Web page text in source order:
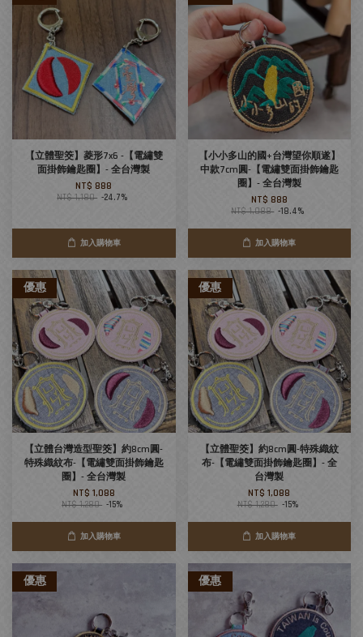
【立體聖筊】菱形7x6 -【電繡雙
面掛飾鑰匙圈】- 全台灣製
NT$ 888
NT$ 1,180 -24.7%
加入購物車
【小小多山的國+台灣望你順遂】
中款7cm圓-【電繡雙面掛飾鑰匙
圈】- 全台灣製
NT$ 888
NT$ 1,088 -18.4%
加入購物車
優惠
【立體台灣造型聖筊】約8cm圓-
特殊織紋布-【電繡雙面掛飾鑰匙
圈】- 全台灣製
NT$ 1,088
NT$ 1,280 -15%
加入購物車
優惠
【立體聖筊】約8cm圓-特殊織紋
布-【電繡雙面掛飾鑰匙圈】- 全
台灣製
NT$ 1,088
NT$ 1,280 -15%
加入購物車
優惠 優惠